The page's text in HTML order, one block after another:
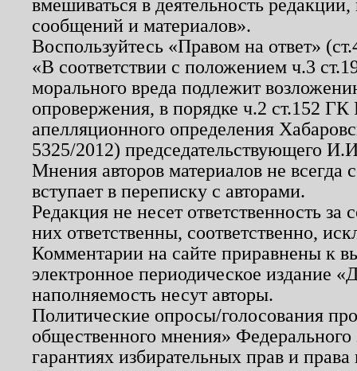
вмешиваться в деятельность
сообщений и материалов».
Воспользуйтесь «Правом на ответ»
«В соответствии с положением ч.3
морального вреда подлежит
опровержения, в порядке ч.2 ст.152
апелляционного определения
5325/2012) председательствующего
Мнения авторов материалов не
вступает в переписку с авторами.
Редакция не несет ответственность
них ответственны, соответственно,
Комментарии на сайте приравнены к
электронное периодическое издание
наполняемость несут авторы.
Политические опросы/голосования
общественного мнения»
гарантиях избирательных прав и